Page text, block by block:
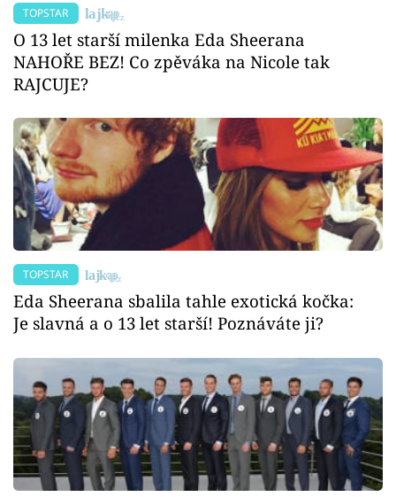
TOPSTAR
O 13 let starší milenka Eda Sheerana
NAHOŘE BEZ! Co zpěváka na Nicole tak
RAJCUJE?
TOPSTAR
Eda Sheerana sbalila tahle exotická kočka:
Je slavná a o 13 let starší! Poznáváte ji?